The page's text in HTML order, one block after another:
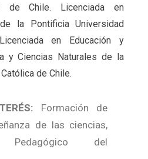
de Chile. Licenciada en
la Pontificia Universidad
en Educación y
y Ciencias Naturales de la
de Chile.
Formación de
de las ciencias,
Pedagógico del